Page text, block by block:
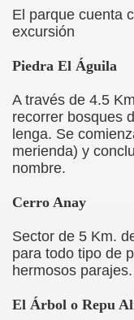
El parque cuenta
excursión
Piedra El Águila
A través de 4.5
recorrer bosques
lenga. Se
merienda) y
nombre.
Cerro Anay
Sector de 5 Km.
para todo tipo de
hermosos parajes.
El Árbol o Repu
COMUNAL
DE ANGOL
Nº3